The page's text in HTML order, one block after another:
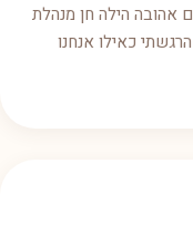
אהובה הילה חן מנהלת
כאילו אנחנו